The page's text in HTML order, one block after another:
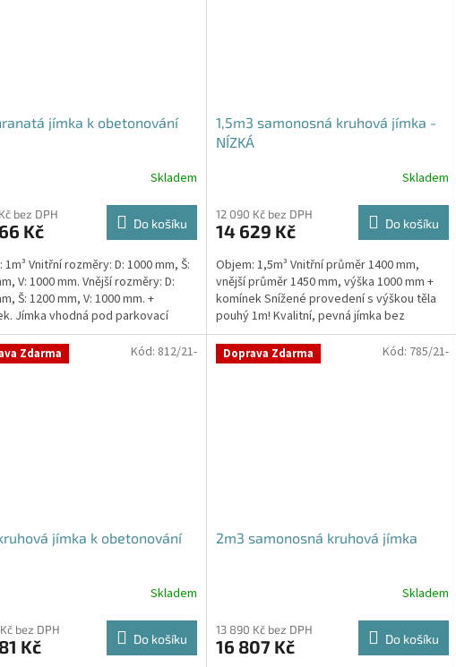
jímka k obetonování
Skladem
bez DPH
Kč Do košíku
Vnitřní rozměry: D: 1000 mm, Š:
V: 1000 mm. Vnější rozměry: D:
Š: 1200 mm, V: 1000 mm. +
Jímka vhodná pod parkovací
1,5m3 samonosná kruhová jímka -
NÍZKÁ
Skladem
12 090 Kč bez DPH
14 629 Kč Do košíku
Objem: 1,5m³ Vnitřní průměr 1400 mm,
vnější průměr 1450 mm, výška 1000 mm +
komínek Snížené provedení s výškou těla
pouhý 1m! Kvalitní, pevná jímka bez
potřeby obetonování...
Zdarma
jímka k obetonování
Skladem
bez DPH
Kč Do košíku
Kód: 812/21- Doprava Zdarma
2m3 samonosná kruhová jímka
produktu
je
Skladem
13 890 Kč bez DPH
16 807 Kč Do košíku
Kód: 785/21-